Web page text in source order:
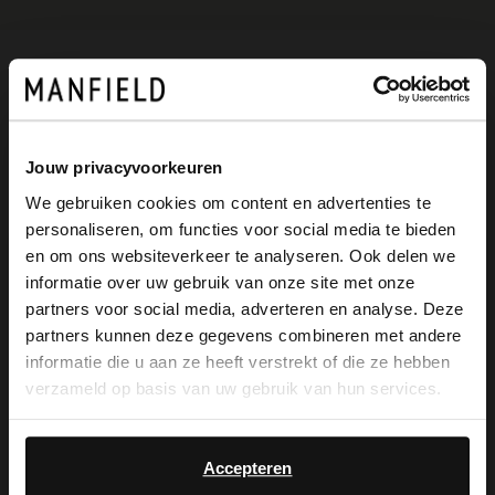
Jouw privacyvoorkeuren
We gebruiken cookies om content en advertenties te
personaliseren, om functies voor social media te bieden
en om ons websiteverkeer te analyseren. Ook delen we
informatie over uw gebruik van onze site met onze
partners voor social media, adverteren en analyse. Deze
partners kunnen deze gegevens combineren met andere
informatie die u aan ze heeft verstrekt of die ze hebben
verzameld op basis van uw gebruik van hun services.
Accepteren
Omschrijving
Zwarte leren veterboots van Manfield. De
veterboots hebben een hak van 3 cm en
een ritssluiting aan de binnenkant. We
adviseren als bescherming en verzorging
de Collonil Carbon pro.
×
View this website in English?
It looks like your language isn't Dutch. Would
you like to switch to English?
English